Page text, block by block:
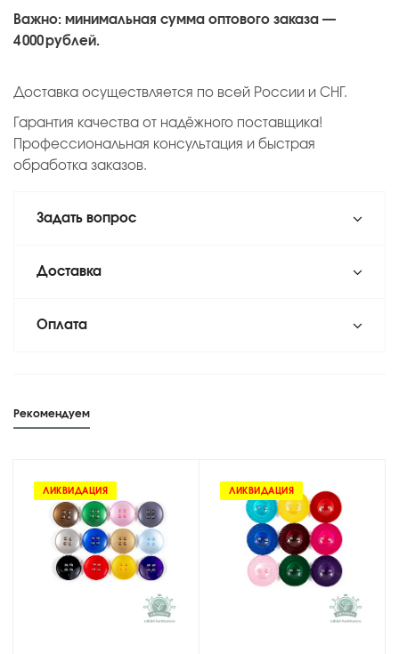
Важно: минимальная сумма оптового заказа —
4 000 рублей.
Доставка осуществляется по всей России и СНГ.
Гарантия качества от надёжного поставщика!
Профессиональная консультация и быстрая
обработка заказов.
Задать вопрос
Доставка
Оплата
Рекомендуем
ЛИКВИДАЦИЯ ЛИКВИДАЦИЯ